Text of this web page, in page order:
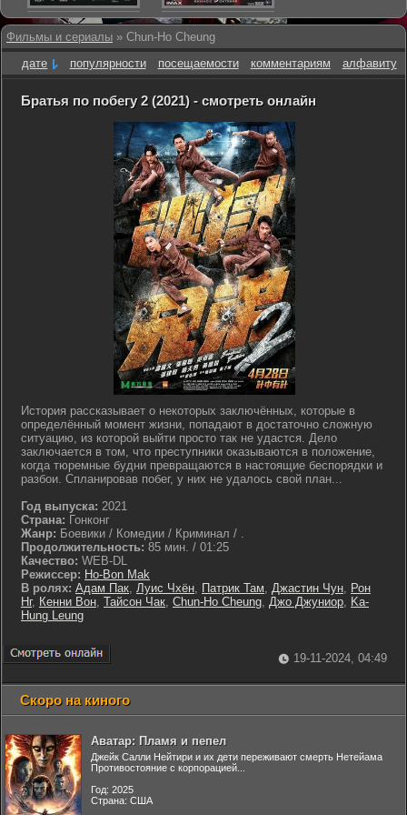
Фильмы и сериалы » Chun-Ho Cheung
дате
популярности посещаемости комментариям алфавиту
Братья по побегу 2 (2021) - смотреть онлайн
История рассказывает о некоторых заключённых, которые в
определённый момент жизни, попадают в достаточно сложную
ситуацию, из которой выйти просто так не удастся. Дело
заключается в том, что преступники оказываются в положение,
когда тюремные будни превращаются в настоящие беспорядки и
разбои. Спланировав побег, у них не удалось свой план...
Год выпуска: 2021
Страна: Гонконг
Жанр: Боевики / Комедии / Криминал / .
Продолжительность: 85 мин. / 01:25
Качество: WEB-DL
Режиссер: Ho-Bon Mak
В ролях: Адам Пак, Луис Чхён, Патрик Там, Джастин Чун, Рон
Нг, Кенни Вон, Тайсон Чак, Chun-Ho Cheung, Джо Джуниор, Ka-
Hung Leung
19-11-2024, 04:49
Скоро на киного
Аватар: Пламя и пепел
Джейк Салли Нейтири и их дети переживают смерть Нетейама
Противостояние с корпорацией...
Год: 2025
Страна: США